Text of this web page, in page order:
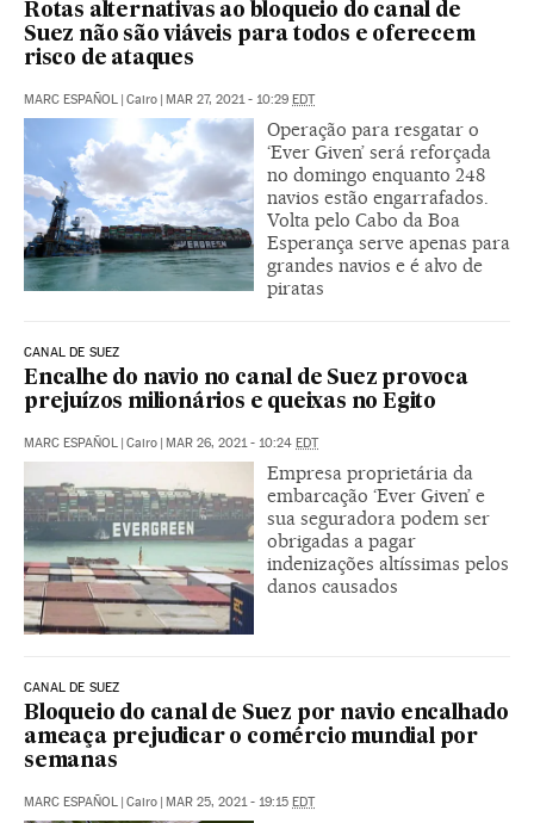
Rotas alternativas ao bloqueio do canal de
Suez não são viáveis para todos e oferecem
risco de ataques
MARC ESPAÑOL Cairo MAR 27, 2021 - 10:29 EDT
Operação para resgatar o
‘Ever Given’ será reforçada
no domingo enquanto 248
navios estão engarrafados.
Volta pelo Cabo da Boa
Esperança serve apenas para
grandes navios e é alvo de
piratas
CANAL DE SUEZ
Encalhe do navio no canal de Suez provoca
prejuízos milionários e queixas no Egito
MARC ESPAÑOL Cairo MAR 26, 2021 - 10:24 EDT
Empresa proprietária da
embarcação ‘Ever Given’ e
sua seguradora podem ser
obrigadas a pagar
indenizações altíssimas pelos
danos causados
CANAL DE SUEZ
Bloqueio do canal de Suez por navio encalhado
ameaça prejudicar o comércio mundial por
semanas
MARC ESPAÑOL | Cairo | MAR 25, 2021 - 19:15 EDT